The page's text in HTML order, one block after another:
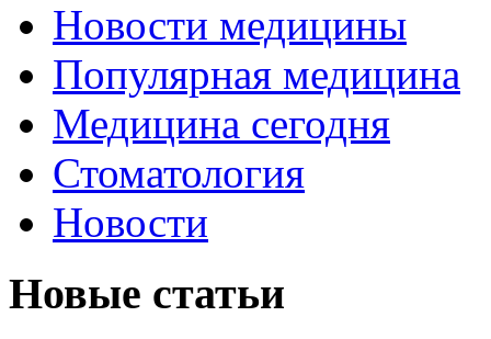
Новости медицины
Популярная медицина
Медицина сегодня
Стоматология
Новости
Новые статьи